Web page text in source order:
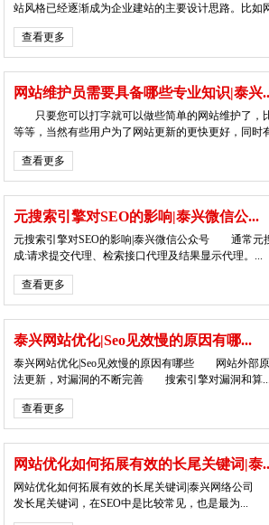
站风格已经逐渐成为企业建站的主要设计思路。比如
查看更多
网站维护员需要具备哪些专业知识|泰兴
只要您可以打字就可以做些简单的网站维护了，
等等，当然有些用户为了网站更新的更快更好，同时
查看更多
元搜索引擎对SEO的影响|泰兴微信公...
元搜索引擎对SEO的影响|泰兴微信公众号 通常元
成:请求提交代理、检索接口代理及结果显示代理。...
查看更多
泰兴网站优化|Seo见效慢的原因有哪...
泰兴网站优化|Seo见效慢的原因有哪些 网站外
法更新，对漏洞的不断完善 搜索引擎对漏洞和算...
查看更多
网站优化如何拓展有效的长尾关键词|泰
网站优化如何拓展有效的长尾关键词|泰兴网络
发长尾关键词，在SEO中是比较常见，也是最为...